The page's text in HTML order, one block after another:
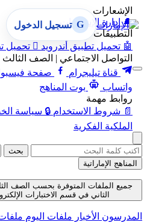
الإشعارات
🔔 إدارة الإشعارات
التطبيقات
🤖 تحميل تطبيق أندرويد  تحميل
التواصل الاجتماعي | الصف الثالث
قناة تيليجرام
صفحة
واتساب
بوت المناهج
روابط مهمة
📄 شروط الاستخدام 🔒 سياسة
الملكية الفكرية
G تسجيل الدخول
بحث
المناهج الإماراتية
جميع الملفات المتوفرة بحسب الصف
الثاني في قسم الاختبارات الإلكترونية
المدرسون الأخبار ملفات اليوم